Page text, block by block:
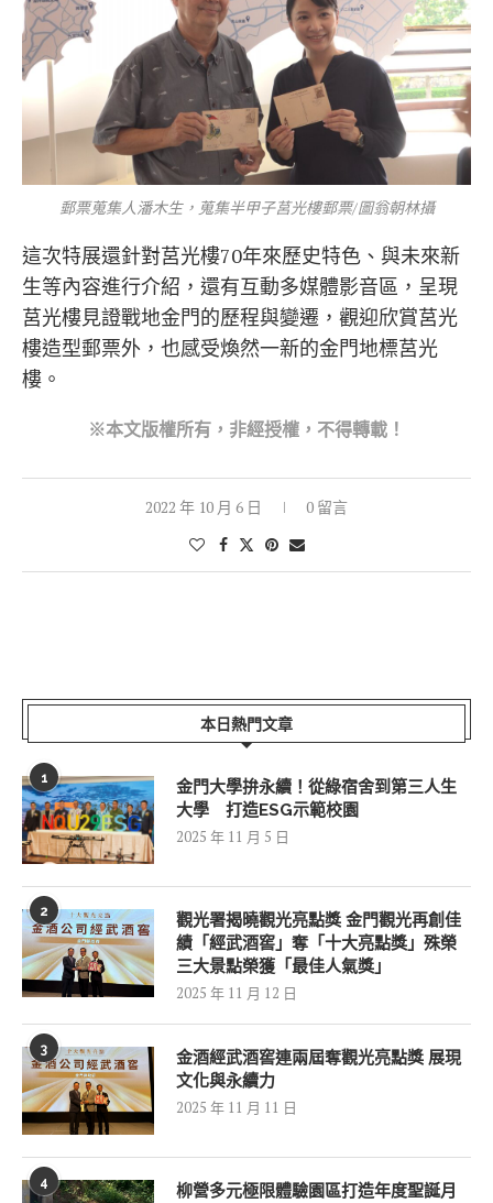
郵票蒐集人潘木生，蒐集半甲子莒光樓郵票/圖翁朝林攝
這次特展還針對莒光樓70年來歷史特色、與未來新
生等內容進行介紹，還有互動多媒體影音區，呈現
莒光樓見證戰地金門的歷程與變遷，觀迎欣賞莒光
樓造型郵票外，也感受煥然一新的金門地標莒光
樓。
※本文版權所有，非經授權，不得轉載！
2022 年 10 月 6 日 0 留言
本日熱門文章
1
金門大學拚永續！從綠宿舍到第三人生
大學 打造ESG示範校園
2025 年 11 月 5 日
2
觀光署揭曉觀光亮點獎 金門觀光再創佳
績「經武酒窖」奪「十大亮點獎」殊榮
三大景點榮獲「最佳人氣獎」
2025 年 11 月 12 日
3
金酒經武酒窖連兩屆奪觀光亮點獎 展現
文化與永續力
2025 年 11 月 11 日
4
柳營多元極限體驗園區打造年度聖誕月